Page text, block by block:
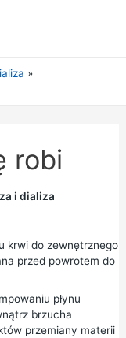
robi
i dializa
krwi do zewnętrznego
przed powrotem do
płynu
brzucha
przemiany materii